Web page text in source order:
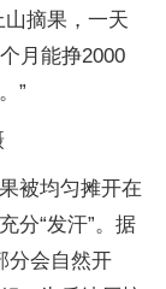
摘果，一天
月能挣2000
”
被均匀摊开在
分“发汗”。据
分会自然开